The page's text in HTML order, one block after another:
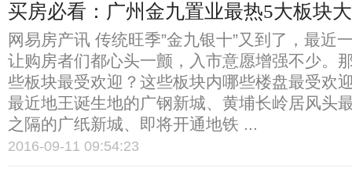
买房必看：广州金九置业最热5大板块
网易房产讯 传统旺季”金九银十”又到了，最近
让购房者们都心头一颤，入市意愿增强不少。
些板块最受欢迎？这些板块内哪些楼盘最受欢
最近地王诞生地的广钢新城、黄埔长岭居风头
之隔的广纸新城、即将开通地铁 ...
2016-09-11 09:54:23